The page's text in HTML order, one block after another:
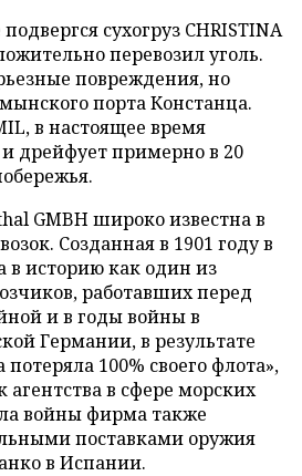
сухогруз CHRISTINA
перевозил уголь.
повреждения, но
порта Констанца.
в настоящее время
дрейфует примерно в 20
GMBH широко известна в
Созданная в 1901 году в
в историю как один из
работавших перед
и в годы войны в
Германии, в результате
потеряла 100% своего флота»,
в сфере морских
войны фирма также
поставками оружия
в Испании.